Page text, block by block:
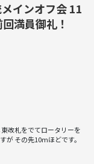
インオフ会 11
満員御礼！
改札をでてロータリーを
が その先10mほどです。